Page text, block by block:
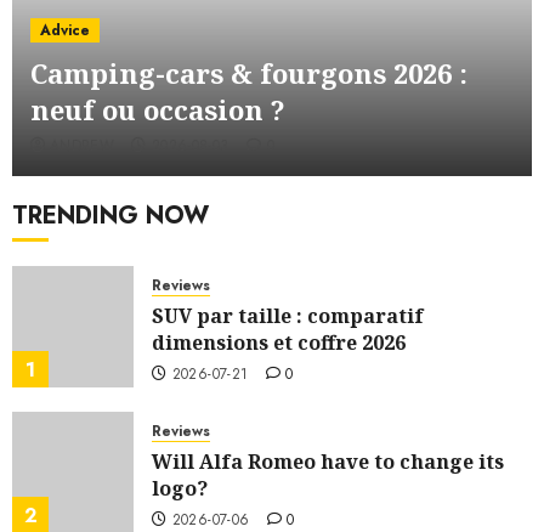
Advice
Camping-cars & fourgons 2026 :
neuf ou occasion ?
TRENDING NOW
1
Reviews
SUV par taille : comparatif
dimensions et coffre 2026
2026-07-21 0
2
Reviews
Will Alfa Romeo have to change its
logo?
2026-07-06 0